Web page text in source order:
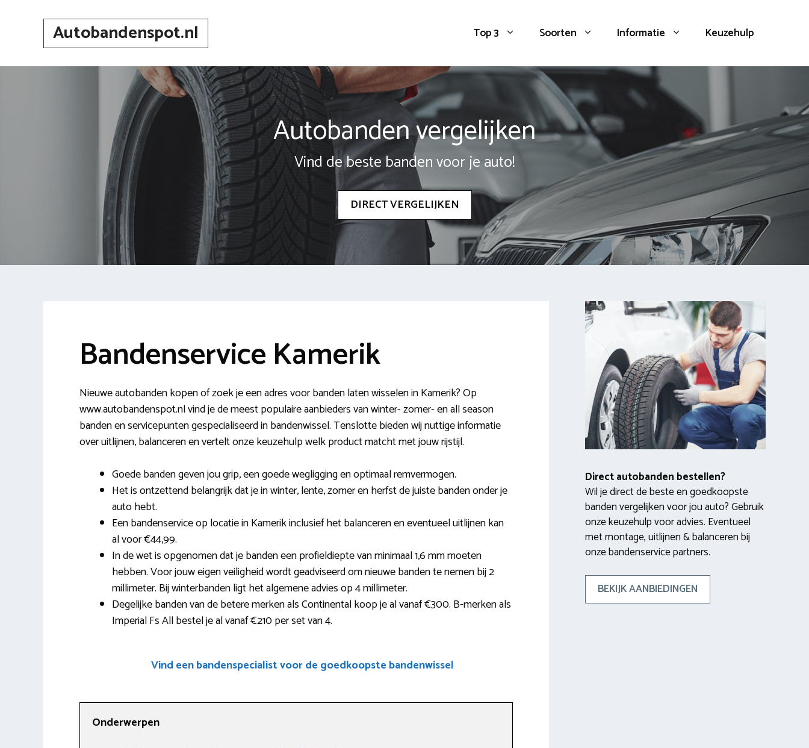
Autobandenspot.nl Top 3 Soorten Informatie Keuzehulp
Autobanden vergelijken
Vind de beste banden voor je auto!
DIRECT VERGELIJKEN
Bandenservice Kamerik
Nieuwe autobanden kopen of zoek je een adres voor banden laten wisselen in Kamerik? Op
www.autobandenspot.nl vind je de meest populaire aanbieders van winter- zomer- en all season
banden en servicepunten gespecialiseerd in bandenwissel. Tenslotte bieden wij nuttige informatie
over uitlijnen, balanceren en vertelt onze keuzehulp welk product matcht met jouw rijstijl.
Goede banden geven jou grip, een goede wegligging en optimaal remvermogen.
Het is ontzettend belangrijk dat je in winter, lente, zomer en herfst de juiste banden onder je
auto hebt.
Een bandenservice op locatie in Kamerik inclusief het balanceren en eventueel uitlijnen kan
al voor €44,99.
In de wet is opgenomen dat je banden een profieldiepte van minimaal 1,6 mm moeten
hebben. Voor jouw eigen veiligheid wordt geadviseerd om nieuwe banden te nemen bij 2
millimeter. Bij winterbanden ligt het algemene advies op 4 millimeter.
Degelijke banden van de betere merken als Continental koop je al vanaf €300. B-merken als
Imperial Fs All bestel je al vanaf €210 per set van 4.
Vind een bandenspecialist voor de goedkoopste bandenwissel
Onderwerpen
Direct autobanden bestellen?
Wil je direct de beste en goedkoopste
banden vergelijken voor jou auto? Gebruik
onze keuzehulp voor advies. Eventueel
met montage, uitlijnen & balanceren bij
onze bandenservice partners.
BEKIJK AANBIEDINGEN